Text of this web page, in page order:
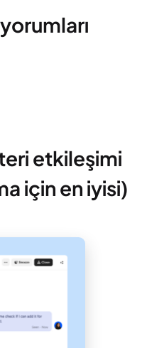
etkileşimi
için en iyisi)